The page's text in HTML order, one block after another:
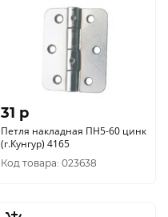
31 p
Петля накладная ПН5-60 цинк
(г.Кунгур) 4165
Код товара: 023638